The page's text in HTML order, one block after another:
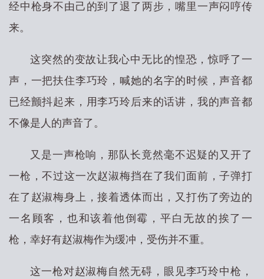
经中枪身不由己的到了退了两步，嘴里一声闷哼传
来。
这突然的变故让我心中无比的惶恐，惊呼了一
声，一把扶住李巧玲，喊她的名字的时候，声音都
已经颤抖起来，用李巧玲后来的话讲，我的声音都
不像是人的声音了。
又是一声枪响，那队长竟然毫不迟疑的又开了
一枪，不过这一次赵淑梅挡在了我们面前，子弹打
在了赵淑梅身上，接着透体而出，又打伤了旁边的
一名顾客，也和该着他倒霉，平白无故的挨了一
枪，幸好有赵淑梅作为缓冲，受伤并不重。
这一枪对赵淑梅自然无碍，眼见李巧玲中枪，